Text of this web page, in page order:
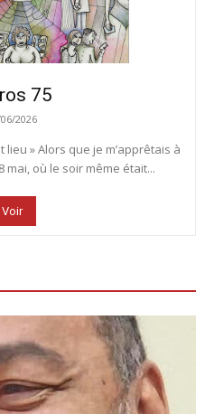
75
2026
» Alors que je m’apprêtais à
mai, où le soir même était...
Voir